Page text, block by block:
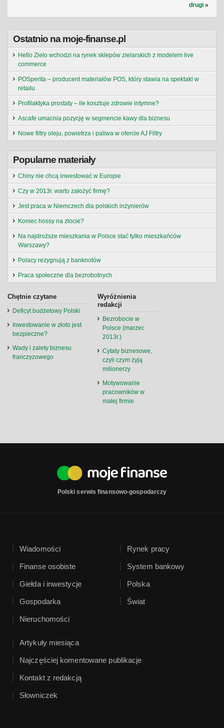
drugi »
Ostatnio na moje-finanse.pl
Hello Zielo wchodzi na rynek sklepów zielarskich z modelem live
commerce
POSperita – producent materiałów POS, który stawia na spektakl w
retailu
Profilaktyka prostaty – ile kosztuje zdrowie intymne?
Ascafe umacnia pozycję w segmencie kawy dla biznesu
Nowe filtry oleju, powietrza i paliwa w ofercie AJ Filtry
Popularne materiały
Chiny nie chcą inwestować w Europie
Czy w 2013r. warto założyć firmę?
Jest praca w Niemczech dla polskich inżynierów
Koniec hossy na złocie?
Na najdroższe mieszkania w Polsce stać tylko mieszkańców
Warszawy?
Polacy rezygnują z banknotów
Praca społeczne dla bezrobotnych
Chętnie czytane
Deficyt budżetowy Polski
Inwestowanie w złoto jest
bezpieczne?
Wady i zalety biznesu
franczyzowego
Wyróżnienia
redakcji
Bezrobocie w
Polsce (marzec
2013r.)
Cytaty biznesowe,
czyli czym żyją
milionerzy
Motywowanie
pracowników w
małej firmie
Polski serwis finansowo-gospodarczy
Wiadomości
Finanse osobiste
Giełda i inwestycje
Gospodarka
Nieruchomości
Rynek pracy
System bankowy
Polska
Świat
Artykuły miesiąca
Najczęściej komentowane publikacje
Kontakt z redakcją
Słowniczek